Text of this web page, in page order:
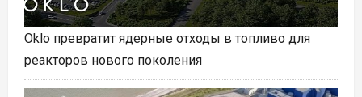
Oklo превратит ядерные отходы в топливо для
реакторов нового поколения